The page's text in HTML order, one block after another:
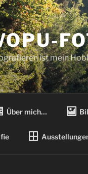
ist mein
Über mich…